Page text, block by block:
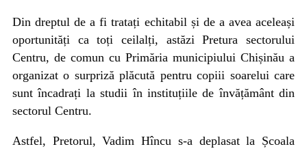
Din dreptul de a fi tratați echitabil și de a avea aceleași
oportunități ca toți ceilalți, astăzi Pretura sectorului
Centru, de comun cu Primăria municipiului Chișinău a
organizat o surpriză plăcută pentru copiii soarelui care
sunt încadrați la studii în instituțiile de învățământ din
sectorul Centru.
Astfel, Pretorul, Vadim Hîncu s-a deplasat la Școala